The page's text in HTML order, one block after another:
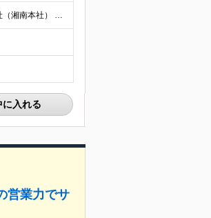
◎フルリモートも可 ◎首都圏の拠点で勤務いただくことを想定しております ■本社（湘南本社） 神奈川県藤沢市辻堂神台2-2-1 アイクロス湘南8階 └JR東海道線「辻堂駅」徒歩3分 ■東北支社 秋田
に入れる
営業力でサ